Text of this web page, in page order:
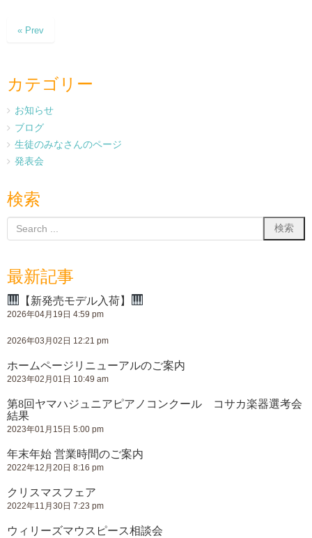
« Prev
カテゴリー
お知らせ
ブログ
生徒のみなさんのページ
発表会
検索
最新記事
【新発売モデル入荷】
2026年04月19日 4:59 pm
2026年03月02日 12:21 pm
ホームページリニューアルのご案内
2023年02月01日 10:49 am
第8回ヤマハジュニアピアノコンクール コサカ楽器選考会
結果
2023年01月15日 5:00 pm
年末年始 営業時間のご案内
2022年12月20日 8:16 pm
クリスマスフェア
2022年11月30日 7:23 pm
ウィリーズマウスピース相談会